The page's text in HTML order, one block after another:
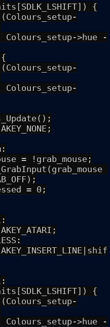
{
>hue -
= 0;
{
>hue -